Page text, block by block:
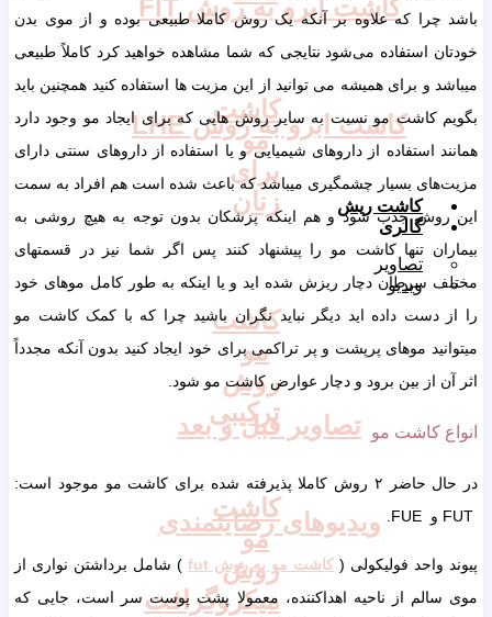
کاشت ابرو به روش FIT
کاشت ابرو به روش LHE
کاشت ریش
گالری
تصاویر
ویدیو
تصاویر قبل و بعد
ویدیوهای رضایتمندی
کاشت
مو
برای
زنان
کاشت
مو
روش
ترکیبی
کاشت
مو
روش
میکروگرافت
باشد چرا که علاوه بر آنکه یک روش کاملا طبیعی بوده و از موی بدن
خودتان استفاده می‌شود نتایجی که شما مشاهده خواهید کرد کاملاً طبیعی
میباشد و برای همیشه می توانید از این مزیت ها استفاده کنید همچنین باید
بگویم کاشت مو نسبت به سایر روش هایی که برای ایجاد مو وجود دارد
همانند استفاده از داروهای شیمیایی و یا استفاده از داروهای سنتی دارای
مزیت‌های بسیار چشمگیری میباشد که باعث شده است هم افراد به سمت
این روش جذب شود و هم اینکه پزشکان بدون توجه به هیچ روشی به
بیماران تنها کاشت مو را پیشنهاد کنند پس اگر شما نیز در قسمتهای
مختلف سرطان دچار ریزش شده اید و یا اینکه به طور کامل موهای خود
را از دست داده اید دیگر نباید نگران باشید چرا که با کمک کاشت مو
میتوانید موهای پرپشت و پر تراکمی برای خود ایجاد کنید بدون آنکه مجدداً
اثر آن از بین برود و دچار عوارض کاشت مو شود.
انواع کاشت مو
در حال حاضر ۲ روش کاملا پذیرفته شده برای کاشت مو موجود است:
پیوند واحد فولیکولی ( کاشت مو به روش fut ) شامل برداشتن نواری از
موی سالم از ناحیه اهداکننده، معمولا پشت پوست سر است، جایی که